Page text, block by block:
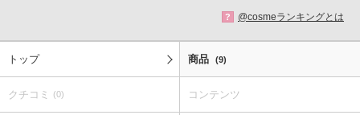
? @cosmeランキングとは
トップ 商品 (9)
クチコミ (0) コンテンツ